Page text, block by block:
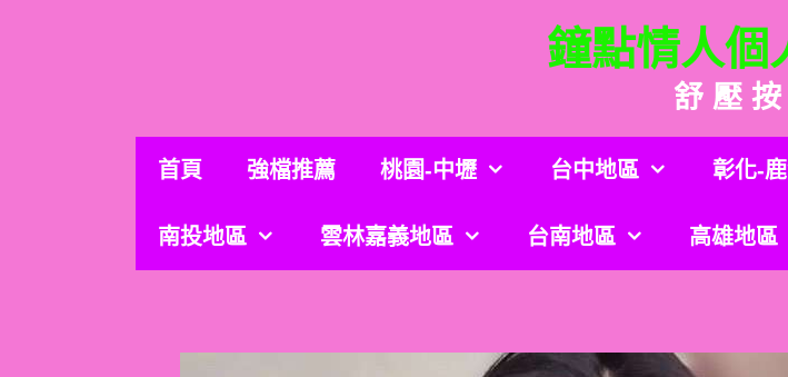
鐘點情人個
舒 壓
首頁 強檔推薦 桃園-中壢 台中地區 彰化-
南投地區 雲林嘉義地區 台南地區 高雄地區